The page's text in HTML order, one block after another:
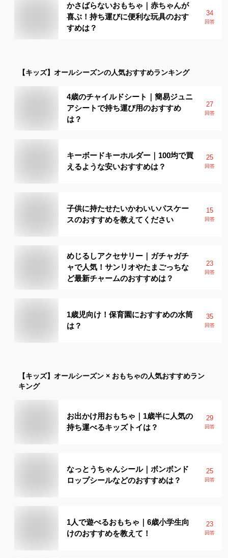
かさばらないおもちゃ｜赤ちゃんが
喜ぶ！持ち運びに便利な玩具のおす
すめは？
34
回答
【キッズ】 オールシーズンの人気おすすめランキング
4歳のチャイルドシート｜簡易ジュニ
アシートで持ち運び用のおすすめ
は？
27
回答
キーボードキーホルダー｜100均で買
えるような安いおすすめは？
25
回答
子供に持たせたいかわいいパスケー
スのおすすめを教えてください
15
回答
めじるしアクセサリー｜ガチャガチ
ャで人気！サンリオやたまごっちな
ど最新チャームのおすすめは？
23
回答
1歳児向け！保育園におすすめの水筒
は？
35
回答
【キッズ】 オールシーズン × おもちゃの人気おすすめラン
キング
お出かけ用おもちゃ｜1歳半に人気の
持ち運べるキッズトイは？
29
回答
なっとうちゃんシール｜ボンボンド
ロップシールなどのおすすめは？
25
回答
1人で遊べるおもちゃ｜6歳小学生向
けのおすすめを教えて！
23
回答